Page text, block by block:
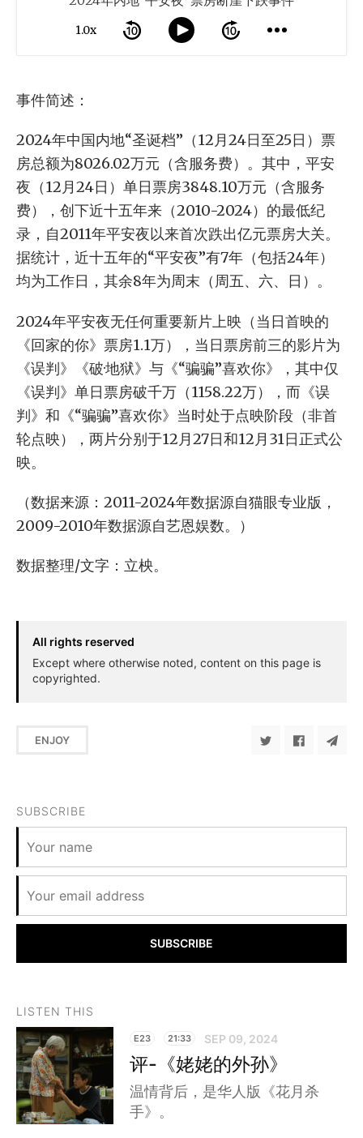
1.0x
事件简述：
2024年中国内地“圣诞档”（12月24日至25日）票
房总额为8026.02万元（含服务费）。其中，平安
夜（12月24日）单日票房3848.10万元（含服务
费），创下近十五年来（2010-2024）的最低纪
录，自2011年平安夜以来首次跌出亿元票房大关。
据统计，近十五年的“平安夜”有7年（包括24年）
均为工作日，其余8年为周末（周五、六、日）。
2024年平安夜无任何重要新片上映（当日首映的
《回家的你》票房1.1万），当日票房前三的影片为
《误判》《破·地狱》与《“骗骗”喜欢你》，其中仅
《误判》单日票房破千万（1158.22万），而《误
判》和《“骗骗”喜欢你》当时处于点映阶段（非首
轮点映），两片分别于12月27日和12月31日正式公
映。
（数据来源：2011-2024年数据源自猫眼专业版，
2009-2010年数据源自艺恩娱数。）
数据整理/文字：立柍。
All rights reserved
Except where otherwise noted, content on this page is
copyrighted.
ENJOY
SUBSCRIBE
SUBSCRIBE
LISTEN THIS
E23 21:33 SEP 09, 2024
评-《姥姥的外孙》
温情背后，是华人版《花月杀
手》。